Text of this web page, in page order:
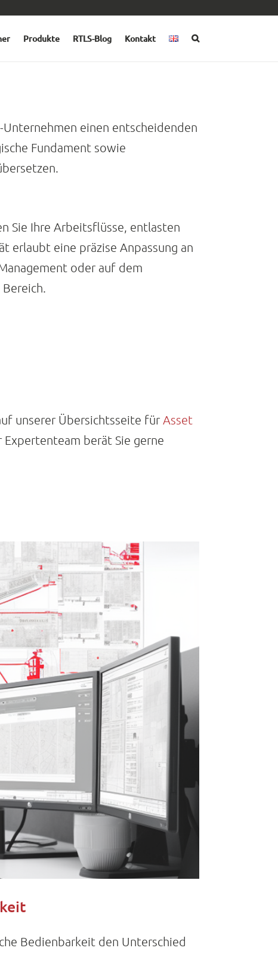
Produkte RTLS-Blog Kontakt
Unternehmen einen entscheidenden
Fundament sowie
Sie Ihre Arbeitsflüsse, entlasten
erlaubt eine präzise Anpassung an
oder auf dem
unserer Übersichtsseite für Asset
berät Sie gerne
Bedienbarkeit den Unterschied